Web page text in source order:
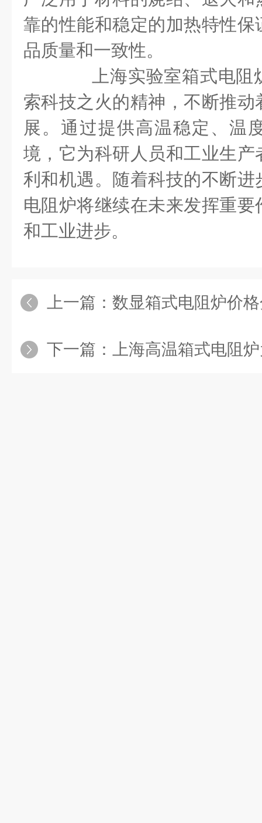
靠的性能和稳定的加热特性
品质量和一致性。
上海实验室箱式电阻
索科技之火的精神，不断推
展。通过提供高温稳定、温
境，它为科研人员和工业生
利和机遇。随着科技的不断
电阻炉将继续在未来发挥重
和工业进步。
上一篇： 数显箱式电阻炉价
下一篇： 上海高温箱式电阻炉为高温